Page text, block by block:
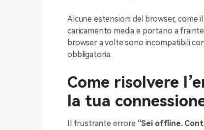
Alcune estensioni del browser, come
caricamento media e portano a
browser a volte sono incompatibili
obbligatoria.
Come risolvere
la tua
Il frustrante errore “Sei offline.